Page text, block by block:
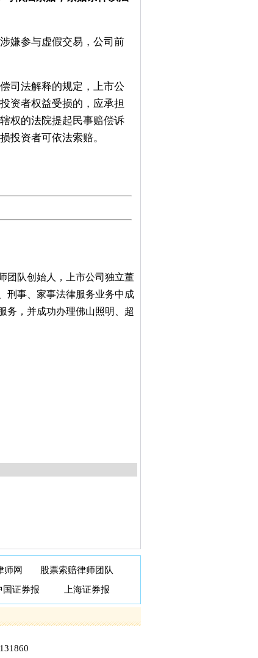
嫌参与虚假交易，公司前
司法解释的规定，上市公
资者权益受损的，应承担
权的法院提起民事赔偿诉
投资者可依法索赔。
团队创始人，上市公司独立董
刑事、家事法律服务业务中成
务，并成功办理佛山照明、超
师网 股票索赔律师团队
国证券报 上海证券报